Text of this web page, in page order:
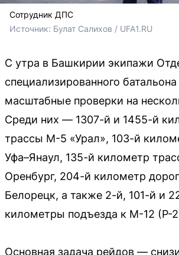
Сотрудник ДПС
Источник: Булат Салихов / UFA1.RU
С утра в Башкирии экипажи
специализированного
масштабные проверки на
Среди них — 1307-й и 1455-й
трассы М-5 «Урал», 103-й
Уфа–Янаул, 135-й километр
Оренбург, 204-й километр
Белорецк, а также 2-й, 101-й и
километры подъезда к М-12 (Р-
Основная задача рейдов —